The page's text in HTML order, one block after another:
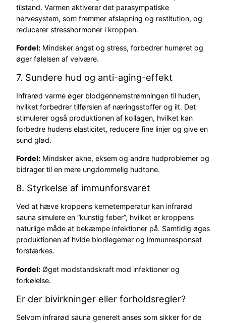
tilstand. Varmen aktiverer det parasympatiske
nervesystem, som fremmer afslapning og restitution, og
reducerer stresshormoner i kroppen.
Fordel: Mindsker angst og stress, forbedrer humøret og
øger følelsen af velvære.
7. Sundere hud og anti-aging-effekt
Infrarød varme øger blodgennemstrømningen til huden,
hvilket forbedrer tilførslen af næringsstoffer og ilt. Det
stimulerer også produktionen af kollagen, hvilket kan
forbedre hudens elasticitet, reducere fine linjer og give en
sund glød.
Fordel: Mindsker akne, eksem og andre hudproblemer og
bidrager til en mere ungdommelig hudtone.
8. Styrkelse af immunforsvaret
Ved at hæve kroppens kernetemperatur kan infrarød
sauna simulere en “kunstig feber”, hvilket er kroppens
naturlige måde at bekæmpe infektioner på. Samtidig øges
produktionen af hvide blodlegemer og immunresponset
forstærkes.
Fordel: Øget modstandskraft mod infektioner og
forkølelse.
Er der bivirkninger eller forholdsregler?
Selvom infrarød sauna generelt anses som sikker for de